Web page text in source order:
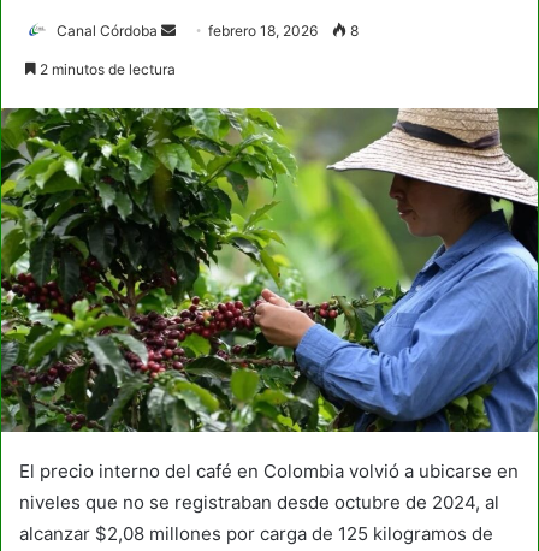
Canal Córdoba
Sendfebrero 18, 2026 8
2 minutos de lectura
El precio interno del café en Colombia volvió a ubicarse en
niveles que no se registraban desde octubre de 2024, al
alcanzar $2,08 millones por carga de 125 kilogramos de